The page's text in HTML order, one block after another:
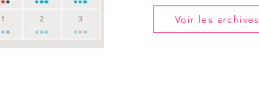
Voir les archives